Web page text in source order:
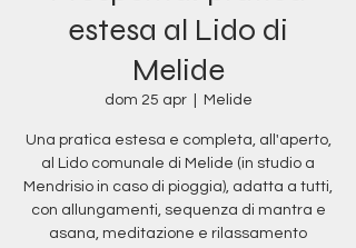
estesa al Lido di
Melide
dom 25 apr
  |
Melide
Una pratica estesa e completa, all'aperto,
al Lido comunale di Melide (in studio a
Mendrisio in caso di pioggia), adatta a tutti,
con allungamenti, sequenza di mantra e
asana, meditazione e rilassamento